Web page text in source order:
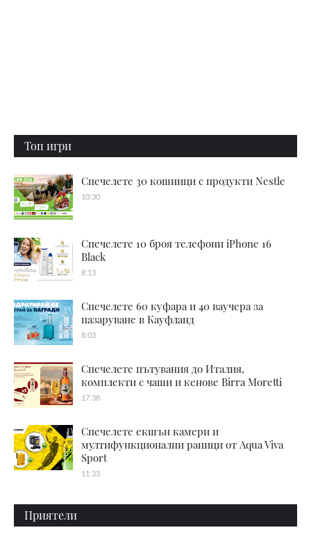
Топ игри
Спечелете 30 кошници с продукти Nestle
10:30
Спечелете 10 броя телефони iPhone 16
Black
8:13
Спечелете 60 куфара и 40 ваучера за
пазаруване в Кауфланд
8:03
Спечелете пътувания до Италия,
комплекти с чаши и кенове Birra Moretti
17:38
Спечелете екшън камери и
мултифункционални раници от Aqua Viva
Sport
11:33
Приятели